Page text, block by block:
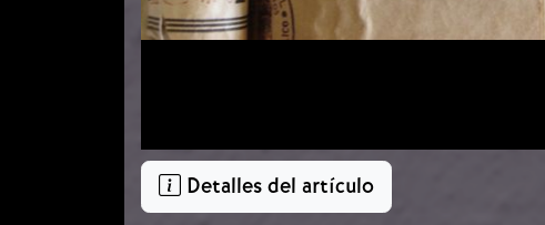
Detalles del artículo